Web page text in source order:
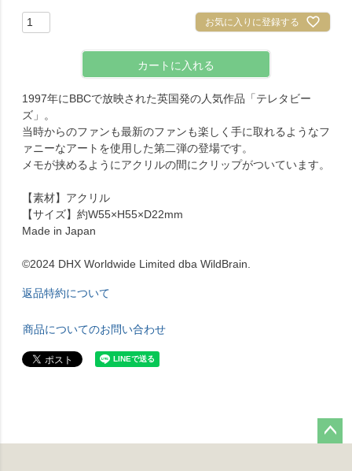
お気に入りに登録する
カートに入れる
1997年にBBCで放映された英国発の人気作品「テレタビー
ズ」。
当時からのファンも最新のファンも楽しく手に取れるようなフ
ァニーなアートを使用した第二弾の登場です。
メモが挟めるようにアクリルの間にクリップがついています。
【素材】アクリル
【サイズ】約W55×H55×D22mm
Made in Japan
©2024 DHX Worldwide Limited dba WildBrain.
返品特約について
商品についてのお問い合わせ